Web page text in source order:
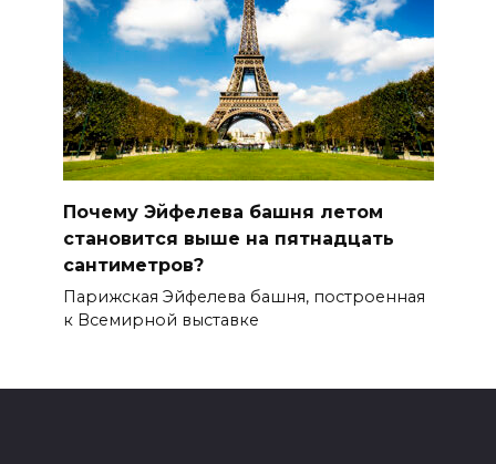
Почему Эйфелева башня летом
становится выше на пятнадцать
сантиметров?
Парижская Эйфелева башня, построенная
к Всемирной выставке